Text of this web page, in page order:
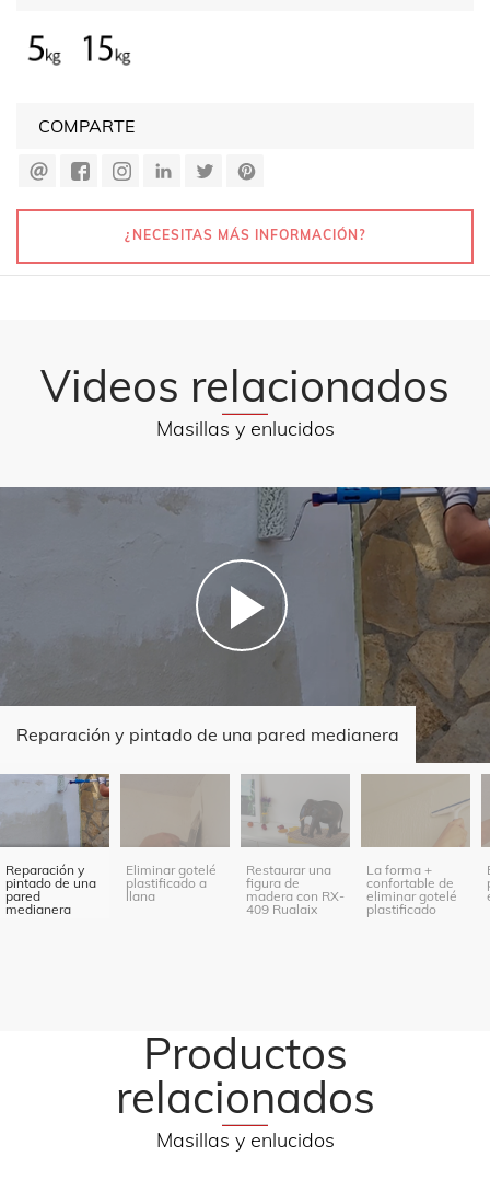
COMPARTE
¿NECESITAS MÁS INFORMACIÓN?
Productos
relacionados
Masillas y enlucidos
Videos relacionados
Masillas y enlucidos
Reparación y pintado de una pared medianera
Reparación y
pintado de una
pared
medianera
Eliminar gotelé
plastificado a
llana
Restaurar una
figura de
madera con RX-
409 Rualaix
La forma +
confortable de
eliminar gotelé
plastificado